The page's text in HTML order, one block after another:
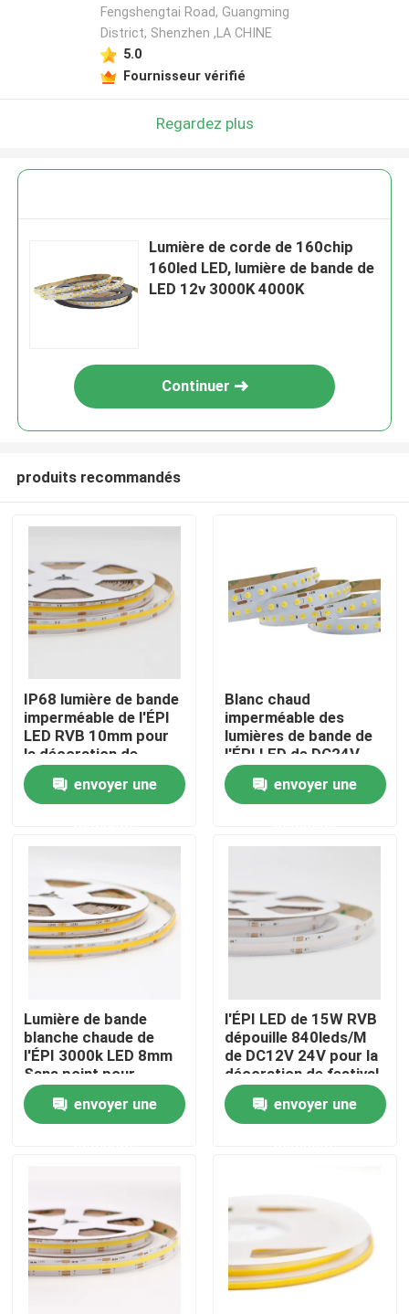
Maison
Au sujet de nous
Visite d'usine
Contrôle de qualité
Contactez-nous
Profils enfoncés de LED
Fengshengtai Road, Guangming
District, Shenzhen ,LA CHINE
5.0
Fournisseur vérifié
Regardez plus
Lumière de corde de 160chip
160led LED, lumière de bande de
LED 12v 3000K 4000K
Continuer
produits recommandés
IP68 lumière de bande
imperméable de l'ÉPI
LED RVB 10mm pour
la décoration de
festival
envoyer une
Blanc chaud
imperméable des
lumières de bande de
l'ÉPI LED de DC24V
Ip68 pour l'éclairage
extérieurenvoyer une
Lumière de bande
blanche chaude de
l'ÉPI 3000k LED 8mm
Sans point pour
allumer la décoration
envoyer une
l'ÉPI LED de 15W RVB
dépouille 840leds/M
de DC12V 24V pour la
décoration de festival
envoyer une